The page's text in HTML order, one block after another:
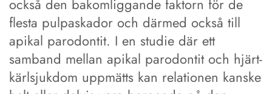
också den bakomliggande faktorn för de
flesta pulpaskador och därmed också till
apikal parodontit. I en studie där ett
samband mellan apikal parodontit och hjärt-
kärlsjukdom uppmätts kan relationen kanske